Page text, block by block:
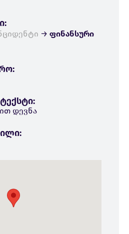
→ ფინანსური
დევნა